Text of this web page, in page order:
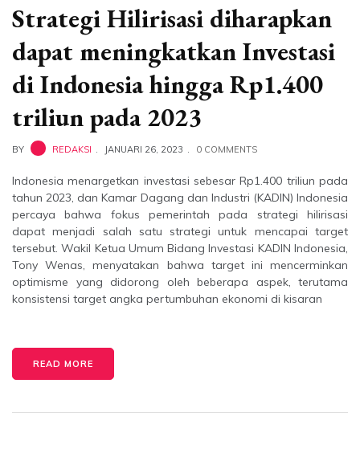
Strategi Hilirisasi diharapkan
dapat meningkatkan Investasi
di Indonesia hingga Rp1.400
triliun pada 2023
BY REDAKSI JANUARI 26, 2023 0 COMMENTS
Indonesia menargetkan investasi sebesar Rp1.400 triliun pada
tahun 2023, dan Kamar Dagang dan Industri (KADIN) Indonesia
percaya bahwa fokus pemerintah pada strategi hilirisasi
dapat menjadi salah satu strategi untuk mencapai target
tersebut. Wakil Ketua Umum Bidang Investasi KADIN Indonesia,
Tony Wenas, menyatakan bahwa target ini mencerminkan
optimisme yang didorong oleh beberapa aspek, terutama
konsistensi target angka pertumbuhan ekonomi di kisaran
READ MORE